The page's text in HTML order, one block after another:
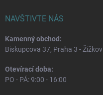
NAVŠTIVTE NÁS
Kamenný obchod:
Biskupcova 37, Praha 3 - Žižkov
Otevírací doba:
PO - PÁ: 9:00 - 16:00